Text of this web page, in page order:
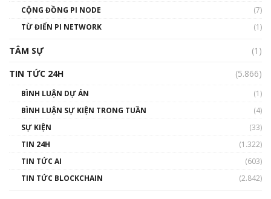
Talkshow 14: MemeCoin – Trò đùa tỷ đô
01:29:26
CỘNG ĐỒNG PI NODE
(7)
TỪ ĐIỂN PI NETWORK
(1)
TÂM SỰ
(1)
TIN TỨC 24H
(5.866)
BÌNH LUẬN DỰ ÁN
(1)
BÌNH LUẬN SỰ KIỆN TRONG TUẦN
(4)
SỰ KIỆN
(33)
TIN 24H
(1.322)
TIN TỨC AI
(603)
TIN TỨC BLOCKCHAIN
(2.842)